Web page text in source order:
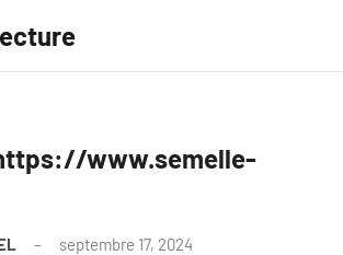
www.semelle-
septembre 17, 2024